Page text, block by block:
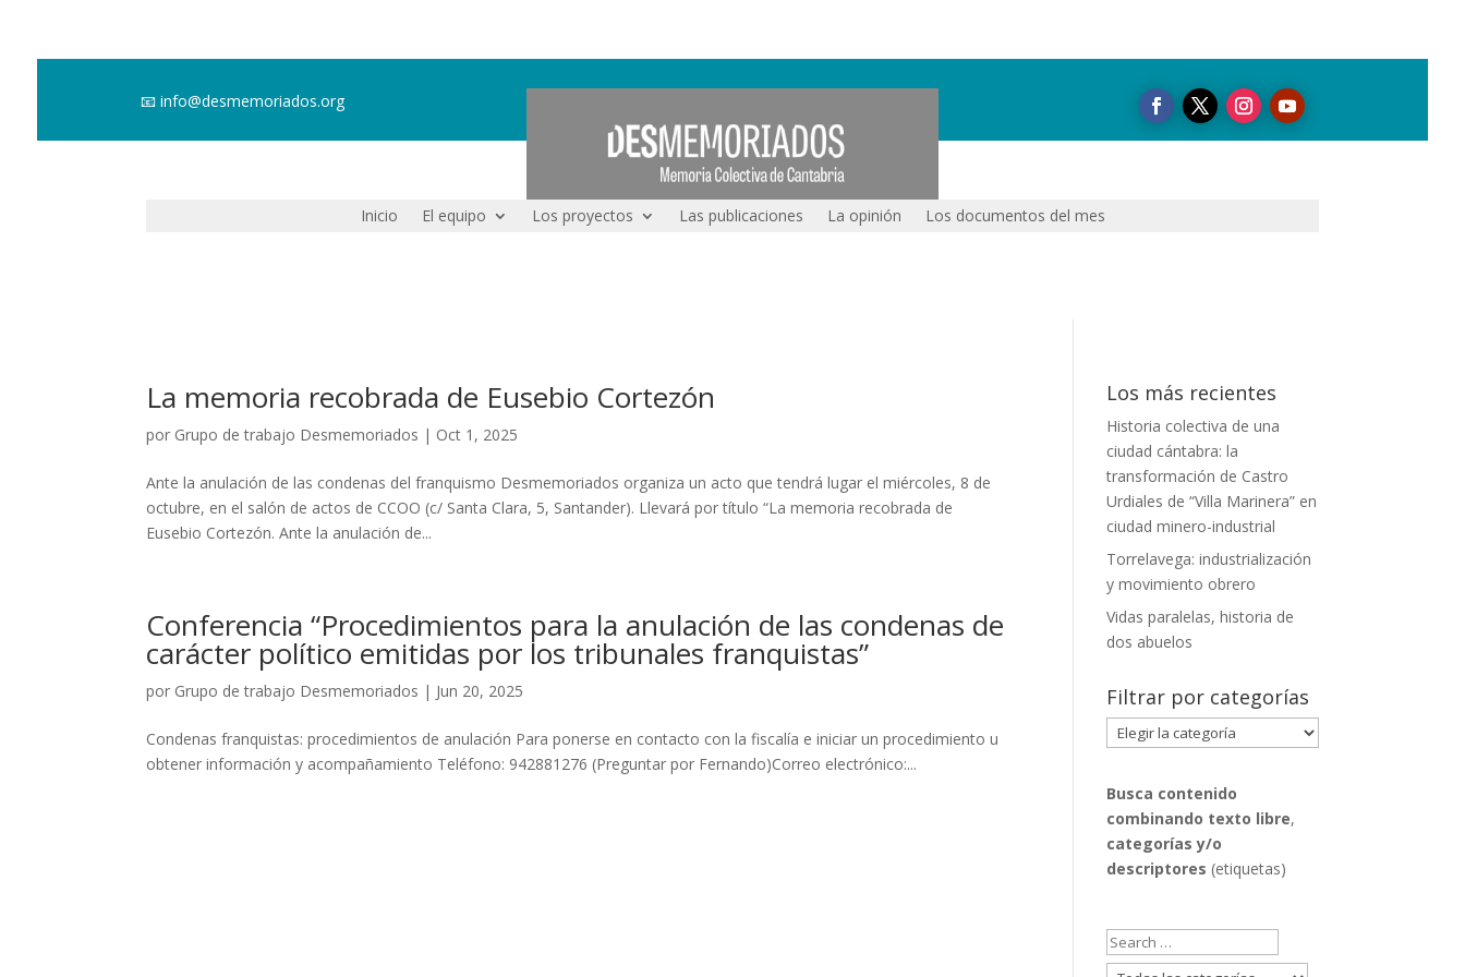
📧info@desmemoriados.org
Inicio El equipo Los proyectos Las publicaciones La opinión Los documentos del mes
La memoria recobrada de Eusebio Cortezón
por Grupo de trabajo Desmemoriados | Oct 1, 2025
Ante la anulación de las condenas del franquismo Desmemoriados organiza un acto que tendrá lugar el miércoles, 8 de
octubre, en el salón de actos de CCOO (c/ Santa Clara, 5, Santander). Llevará por título “La memoria recobrada de
Eusebio Cortezón. Ante la anulación de...
Conferencia “Procedimientos para la anulación de las condenas de
carácter político emitidas por los tribunales franquistas”
por Grupo de trabajo Desmemoriados | Jun 20, 2025
Condenas franquistas: procedimientos de anulación Para ponerse en contacto con la fiscalía e iniciar un procedimiento u
obtener información y acompañamiento Teléfono: 942881276 (Preguntar por Fernando)Correo electrónico:...
Los más recientes
Historia colectiva de una
ciudad cántabra: la
transformación de Castro
Urdiales de “Villa Marinera” en
ciudad minero-industrial
Torrelavega: industrialización
y movimiento obrero
Vidas paralelas, historia de
dos abuelos
Filtrar por categorías
Filtrar
por
Busca contenido
combinando texto libre,
categorías y/o
descriptores (etiquetas)